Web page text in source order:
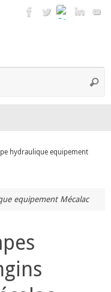
hydraulique equipement
equipement Mécalac